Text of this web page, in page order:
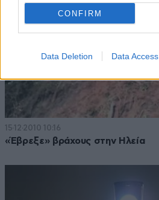
CONFIRM
Data Deletion Data Access
15·12·2010 10:16
«Έβρεξε» βράχους στην Ηλεία